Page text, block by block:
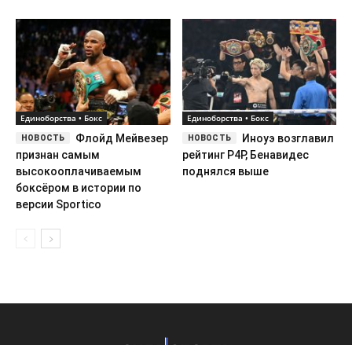
Единоборства • Бокс
Флойд Мейвезер
признан самым
высокооплачиваемым
боксёром в истории по
версии Sportico
Единоборства • Бокс
Иноуэ возглавил
рейтинг P4P, Бенавидес
поднялся выше